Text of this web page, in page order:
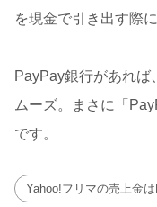
を現金で引き出す際
PayPay銀行があれば
ムーズ。まさに「
です。
Yahoo!フリマの売上金